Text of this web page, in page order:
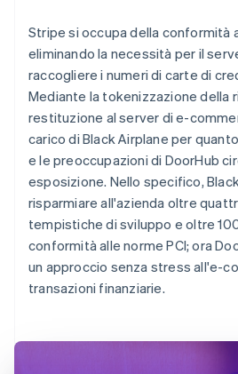
Stripe si occupa della conformità
eliminando la necessità per il
raccogliere i numeri di carte di
Mediante la tokenizzazione della
restituzione al server di e-
carico di Black Airplane per
e le preoccupazioni di DoorHub
esposizione. Nello specifico,
risparmiare all'azienda oltre
tempistiche di sviluppo e oltre
conformità alle norme PCI; ora
un approccio senza stress all'e-
transazioni finanziarie.